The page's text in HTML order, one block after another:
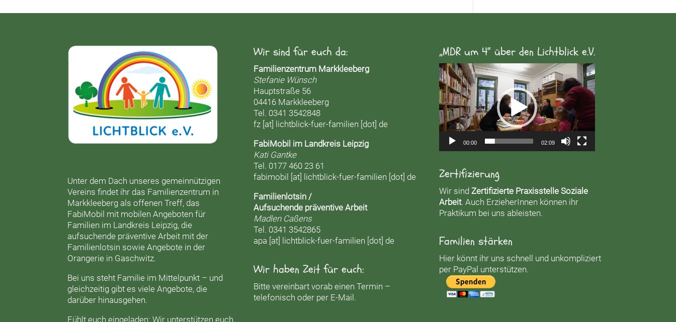
Unter dem Dach unseres gemeinnützigen
Vereins findet ihr das Familienzentrum in
Markkleeberg als offenen Treff, das
FabiMobil mit mobilen Angeboten für
Familien im Landkreis Leipzig, die
aufsuchende präventive Arbeit mit der
Familienlotsin sowie Angebote in der
Orangerie in Gaschwitz.
Bei uns steht Familie im Mittelpunkt – und
gleichzeitig gibt es viele Angebote, die
darüber hinausgehen.
Fühlt euch eingeladen: Wir unterstützen euch
Wir sind für euch da:
Familienzentrum Markkleeberg
Stefanie Wünsch
Hauptstraße 56
04416 Markkleeberg
Tel. 0341 3542848
fz [at] lichtblick-fuer-familien [dot] de
FabiMobil im Landkreis Leipzig
Kati Gantke
Tel. 0177 460 23 61
fabimobil [at] lichtblick-fuer-familien [dot] de
Familienlotsin /
Aufsuchende präventive Arbeit
Madlen Caßens
Tel. 0341 3542865
apa [at] lichtblick-fuer-familien [dot] de
Wir haben Zeit für euch:
Bitte vereinbart vorab einen Termin –
telefonisch oder per E-Mail.
„MDR um 4“ über den Lichtblick e.V.
Video-
Player
00:00 02:09
Zertifizierung
Wir sind Zertifizierte Praxisstelle Soziale
Arbeit. Auch ErzieherInnen können ihr
Praktikum bei uns ableisten.
Familien stärken
Hier könnt ihr uns schnell und unkompliziert
per PayPal unterstützen.